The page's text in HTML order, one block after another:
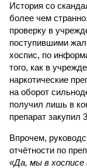
История со
более чем
проверку в
поступившими
хоспис, по
того, как в
наркотические
на оборот
получил лишь в
препарат закупил
Впрочем,
отчётности по
«Да, мы в хосписе